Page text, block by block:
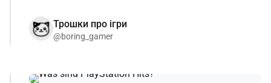
Трошки про ігри
@boring_gamer